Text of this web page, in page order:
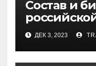
Состав и
«Иванушки
— история
и судьбы
ДЕК 3, 2023